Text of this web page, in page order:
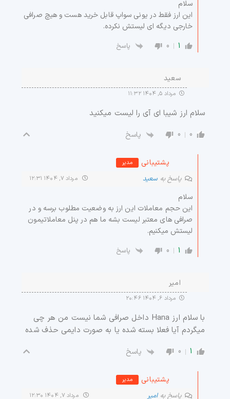
سلام
این ارز فقط در یونی سواپ قابل خرید هست و هیچ صرافی
خارجی دیگه ای لیستش نکرده.
1
0 پاسخ
سعید
مرداد ۵, ۱۴۰۴ ۱۱:۳۲
سلام ارز شیبا ای آی را لیست میکنید
0
0 پاسخ
پشتیبانی مدیر
پاسخ به سعید مرداد ۷, ۱۴۰۴ ۱۲:۳۱
سلام
این حجم معاملات این ارز به وضعیت مطلوب برسه و در
صرافی های معتبر لیست بشه ما هم در پنل معاملاتیمون
لیستش میکنیم.
1
0 پاسخ
امیر
مرداد ۶, ۱۴۰۴ ۲۰:۴۶
با سلام ارز Hana داخل صرافی شما نیست من هر چی
میگردم آیا فعلا بسته شده یا به صورت دایمی حذف شده
1
0 پاسخ
پشتیبانی مدیر
پاسخ بهامیر مرداد ۷, ۱۴۰۴ ۱۲:۳۰